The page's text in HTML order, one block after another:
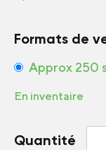
Formats de
Approx 250
En inventaire
Quantité